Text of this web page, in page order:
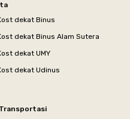
dekat Binus
dekat Binus Alam Sutera
dekat UMY
dekat Udinus